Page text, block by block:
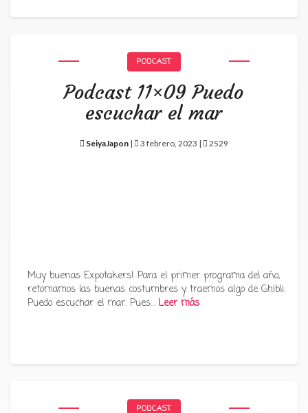
PODCAST
Podcast 11×09 Puedo
escuchar el mar
SeiyaJapon | 3 febrero, 2023 | 2529
Muy buenas Expotakers! Para el primer programa del año,
retomamos las buenas costumbres y traemos algo de Ghibli:
Puedo escuchar el mar. Pues… Leer más
PODCAST